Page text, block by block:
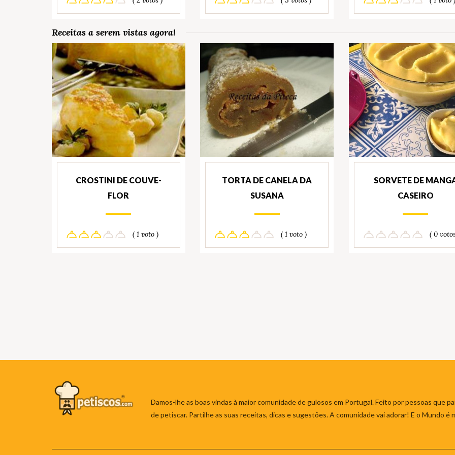
Receitas a serem vistas agora!
CROSTINI DE COUVE-
FLOR
( 1 voto )
TORTA DE CANELA DA
SUSANA
( 1 voto )
SORVETE DE
CASEIRO
( 0
Damos-lhe as boas vindas à maior comunidade de gulosos em Portugal. Feito por pessoas que
de petiscar. Partilhe as suas receitas, dicas e sugestões. A comunidade vai adorar! E o Mundo é